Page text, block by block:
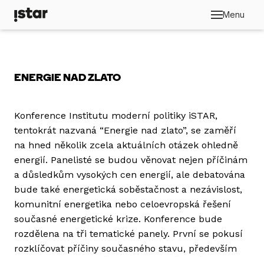
Menu
ENERGIE NAD ZLATO
Konference Institutu moderní politiky iSTAR,
tentokrát nazvaná “Energie nad zlato”, se zaměří
na hned několik zcela aktuálních otázek ohledně
energií. Panelisté se budou věnovat nejen příčinám
a důsledkům vysokých cen energií, ale debatována
bude také energetická soběstačnost a nezávislost,
komunitní energetika nebo celoevropská řešení
současné energetické krize. Konference bude
rozdělena na tři tematické panely. První se pokusí
rozklíčovat příčiny současného stavu, především